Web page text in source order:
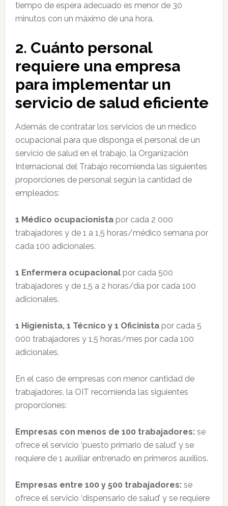
tiempo de espera adecuado es menor de 30
minutos con un máximo de una hora.
2. Cuánto personal
requiere una empresa
para implementar un
servicio de salud eficiente
Además de contratar los servicios de un médico
ocupacional para que disponga el personal de un
servicio de salud en el trabajo, la Organización
Internacional del Trabajo recomienda las siguientes
proporciones de personal según la cantidad de
empleados:
1 Médico ocupacionistapor cada 2 000
trabajadores y de 1 a 1,5 horas/médico semana por
cada 100 adicionales.
1 Enfermera ocupacionalpor cada 500
trabajadores y de 1,5 a 2 horas/día por cada 100
adicionales.
1 Higienista, 1 Técnico y 1 Oficinistapor cada 5
000 trabajadores y 1,5 horas/mes por cada 100
adicionales.
En el caso de empresas con menor cantidad de
trabajadores, la OIT recomienda las siguientes
proporciones:
Empresas con menos de 100 trabajadores:se
ofrece el servicio ‘puesto primario de salud’ y se
requiere de 1 auxiliar entrenado en primeros auxilios.
Empresas entre 100 y 500 trabajadores:se
ofrece el servicio ‘dispensario de salud’ y se requiere